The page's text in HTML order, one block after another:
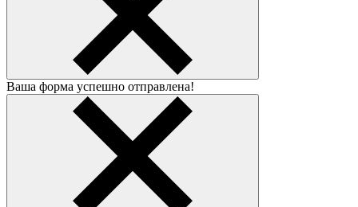
Ваша форма успешно отправлена!